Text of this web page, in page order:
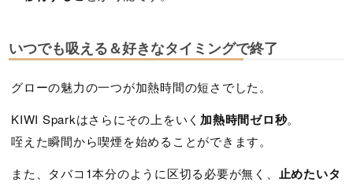
いつでも吸える＆好きなタイミングで終了
グローの魅力の一つが加熱時間の短さでした。
KIWI Sparkはさらにその上をいく 加熱時間ゼロ秒。
咥えた瞬間から喫煙を始めることができます。
また、タバコ1本分のように区切る必要が無く、 止めたいタ